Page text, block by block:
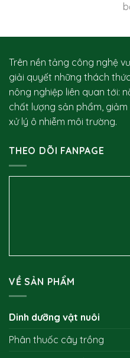
Trên nền tảng công nghệ
giải quyết những thách
nông nghiệp liên quan tới:
chất lượng sản phẩm,
xử lý ô nhiễm môi trường.
THEO DÕI FANPAGE
VỀ SẢN PHẨM
Dinh dưỡng vật nuôi
Phân thuốc cây trồng